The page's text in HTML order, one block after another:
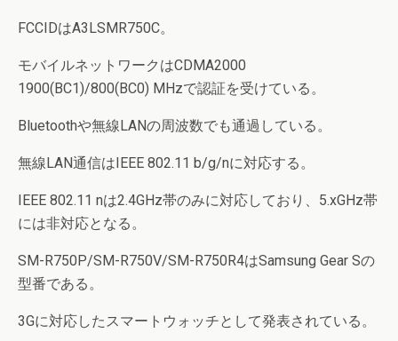
FCCIDはA3LSMR750C。
モバイルネットワークはCDMA2000
1900(BC1)/800(BC0) MHzで認証を受けている。
Bluetoothや無線LANの周波数でも通過している。
無線LAN通信はIEEE 802.11 b/g/nに対応する。
IEEE 802.11 nは2.4GHz帯のみに対応しており、5.xGHz帯
には非対応となる。
SM-R750P/SM-R750V/SM-R750R4はSamsung Gear Sの
型番である。
3Gに対応したスマートウォッチとして発表されている。